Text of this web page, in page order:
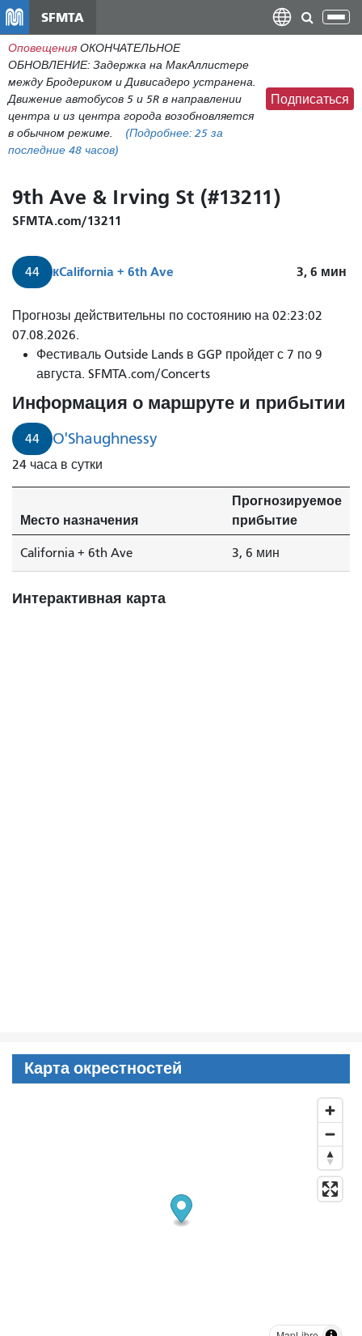
содержанию
SFMTA
Оповещения ОКОНЧАТЕЛЬНОЕ
ОБНОВЛЕНИЕ: Задержка на МакАллистере
между Бродериком и Дивисадеро устранена.
Движение автобусов 5 и 5R в направлении
центра и из центра города возобновляется
в обычном режиме.
(Подробнее: 25 за
последние 48 часов)
Подписаться
9th Ave & Irving St (#13211)
SFMTA.com/13211
44 кCalifornia + 6th Ave 3, 6 мин
О'Шогнесси
прибудет
через
минуты.
Прогнозы действительны по состоянию на 02:23:02
07.08.2026.
Фестиваль Outside Lands в GGP пройдет с 7 по 9
августа. SFMTA.com/Concerts
Информация о маршруте и прибытии
44 O'Shaughnessy
24 часа в сутки
Место назначения
Прогнозируемое
прибытие
California + 6th Ave 3, 6 мин
Интерактивная карта
Карта окрестностей